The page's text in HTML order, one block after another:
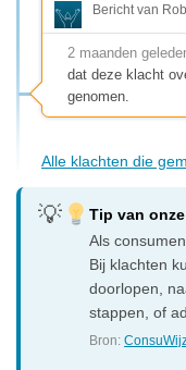
Bericht van
2 maanden
dat deze klacht
genomen.
Alle klachten die
Tip van
Als
Bij klachten
doorlopen,
stappen, of
Bron: